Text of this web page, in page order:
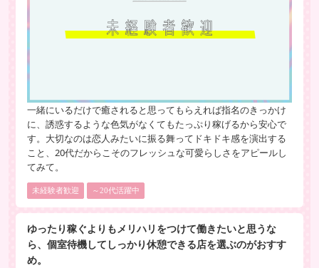
一緒にいるだけで癒されると思ってもらえれば指名のきっかけ
に、誘惑するような色気がなくてもたっぷり稼げるから安心で
す。大切なのは恋人みたいに振る舞ってドキドキ感を演出する
こと、20代だからこそのフレッシュな可愛らしさをアピールし
てみて。
未経験者歓迎 ～20代活躍中
ゆったり稼ぐよりもメリハリをつけて働きたいと思うな
ら、個室待機してしっかり休憩できる店を選ぶのがおすす
め。